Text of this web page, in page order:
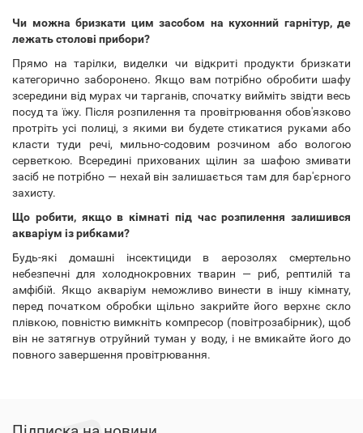
Чи можна бризкати цим засобом на кухонний гарнітур, де
лежать столові прибори?
Прямо на тарілки, виделки чи відкриті продукти бризкати
категорично заборонено. Якщо вам потрібно обробити шафу
зсередини від мурах чи тарганів, спочатку вийміть звідти весь
посуд та їжу. Після розпилення та провітрювання обов'язково
протріть усі полиці, з якими ви будете стикатися руками або
класти туди речі, мильно-содовим розчином або вологою
серветкою. Всередині прихованих щілин за шафою змивати
засіб не потрібно — нехай він залишається там для бар'єрного
захисту.
Що робити, якщо в кімнаті під час розпилення залишився
акваріум із рибками?
Будь-які домашні інсектициди в аерозолях смертельно
небезпечні для холоднокровних тварин — риб, рептилій та
амфібій. Якщо акваріум неможливо винести в іншу кімнату,
перед початком обробки щільно закрийте його верхнє скло
плівкою, повністю вимкніть компресор (повітрозабірник), щоб
він не затягнув отруйний туман у воду, і не вмикайте його до
повного завершення провітрювання.